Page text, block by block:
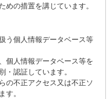
めの措置を講じています。
う個人情報データベース等
個人情報データベース等を
・認証しています。
の不正アクセス又は不正ソ
す。